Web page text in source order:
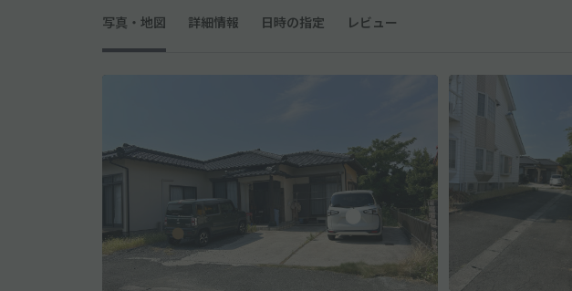
写真・地図 詳細情報 日時の指定 レビュー